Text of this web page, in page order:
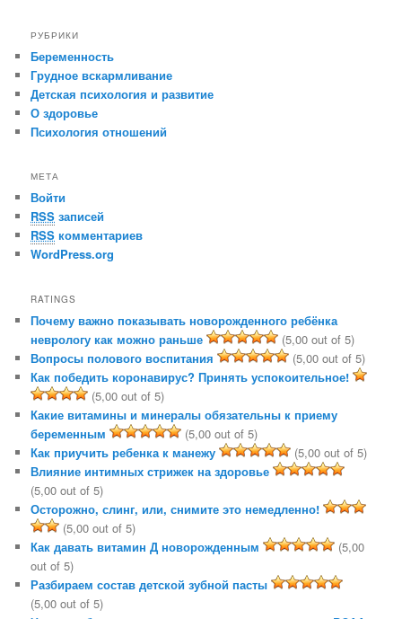
РУБРИКИ
Беременность
Грудное вскармливание
Детская психология и развитие
О здоровье
Психология отношений
МЕТА
Войти
RSS записей
RSS комментариев
WordPress.org
RATINGS
Почему важно показывать новорожденного ребёнка
неврологу как можно раньше
(5,00 out of 5)
Вопросы полового воспитания
(5,00 out of 5)
Как победить коронавирус? Принять успокоительное!
(5,00 out of 5)
Какие витамины и минералы обязательны к приему
беременным
(5,00 out of 5)
Как приучить ребенка к манежу
(5,00 out of 5)
Влияние интимных стрижек на здоровье
(5,00 out of 5)
Осторожно, слинг, или, снимите это немедленно!
(5,00 out of 5)
Как давать витамин Д новорожденным
(5,00
out of 5)
Разбираем состав детской зубной пасты
(5,00 out of 5)